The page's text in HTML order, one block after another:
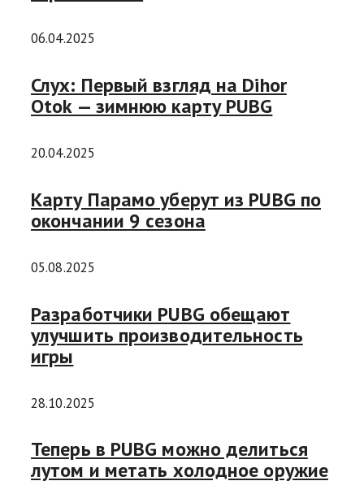
06.04.2025
Слух: Первый взгляд на Dihor
Otok — зимнюю карту PUBG
20.04.2025
Карту Парамо уберут из PUBG по
окончании 9 сезона
05.08.2025
Разработчики PUBG обещают
улучшить производительность
игры
28.10.2025
Теперь в PUBG можно делиться
лутом и метать холодное оружие